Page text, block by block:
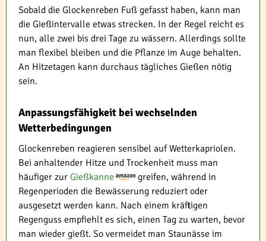
Sobald die Glockenreben Fuß gefasst haben, kann man
die Gießintervalle etwas strecken. In der Regel reicht es
nun, alle zwei bis drei Tage zu wässern. Allerdings sollte
man flexibel bleiben und die Pflanze im Auge behalten.
An Hitzetagen kann durchaus tägliches Gießen nötig
sein.
Anpassungsfähigkeit bei wechselnden
Wetterbedingungen
Glockenreben reagieren sensibel auf Wetterkapriolen.
Bei anhaltender Hitze und Trockenheit muss man
häufiger zur Gießkanne
greifen, während in
Regenperioden die Bewässerung reduziert oder
ausgesetzt werden kann. Nach einem kräftigen
Regenguss empfiehlt es sich, einen Tag zu warten, bevor
man wieder gießt. So vermeidet man Staunässe im